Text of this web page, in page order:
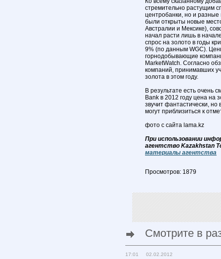
стремительно растущим
центробанки, но и разные
были открыты новые
Австралии и Мексике),
начал расти лишь в
спрос на золото в годы
9% (по данным WGC).
горнодобывающие
MarketWatch. Согласно
компаний, принимавших
золота в этом году.
В результате есть очень
Bank в 2012 году цена на
звучит фантастически, но
могут приблизиться к
фото с сайта lama.kz
При использовании
агентство Kazakhstan
материалы агентства
Просмотров: 1879
Смотрите в
17:01 02.02.2012